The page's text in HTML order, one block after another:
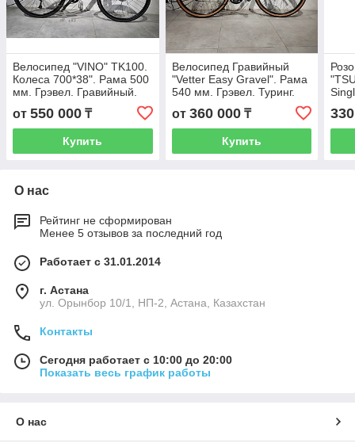
Велосипед "VINO" TK100.
Колеса 700*38". Рама 500
мм. Грэвел. Гравийный.
Гибрид. Гибридный.
Gravel. Городской байк.
от 550 000 ₸
Купить
Велосипед Гравийный
"Vetter Easy Gravel". Рама
540 мм. Грэвел. Туринг.
Дорожный. Хромолевый
гравийник. Цвет -
красный.
от 360 000₸
Купить
M.
О нас
Рейтинг не сформирован
Менее 5 отзывов за последний год
Работает с 31.01.2014
г. Астана
ул. Орынбор 10/1, НП-2, Астана, Казахстан
Контакты
Сегодня работает с 10:00 до 20:00
Показать весь график работы
О нас